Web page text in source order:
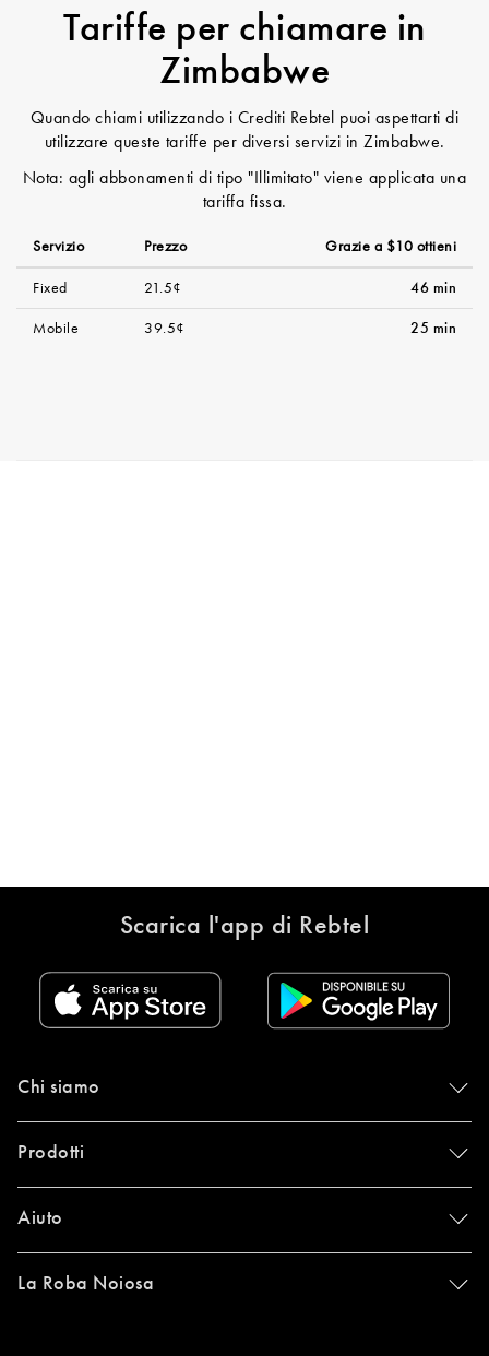
Tariffe per chiamare in
Zimbabwe
Quando chiami utilizzando i Crediti Rebtel puoi aspettarti di
utilizzare queste tariffe per diversi servizi in Zimbabwe.
Nota: agli abbonamenti di tipo "Illimitato" viene applicata una
tariffa fissa.
Servizio Prezzo Grazie a $10 ottieni
Fixed 21.5¢ 46 min
Mobile 39.5¢ 25 min
Scarica l'app di Rebtel
Chi siamo
Prodotti
Aiuto
La Roba Noiosa